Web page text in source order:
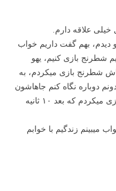
خیلی علاقه دارم.
بهم گفت داریم خواب
شطرنج بازی کنیم، یهو
شطرنج بازی میکردم، به
دوباره نگاه کنم جاهاشون
عوض شده، خلاصه عوض نشد! داشتم بازی میکردم که بعد ۱۰ ثانیه
میبینم زندگیم با خوابم